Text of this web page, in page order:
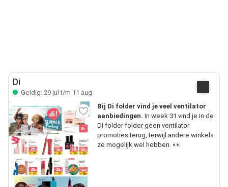
Di
Geldig: 29 jul t/m 11 aug
Bij Di folder vind je veel ventilator
aanbiedingen. In week 31 vind je in de
Di folder folder geen ventilator
promoties terug, terwijl andere winkels
ze mogelijk wel hebben. 👀